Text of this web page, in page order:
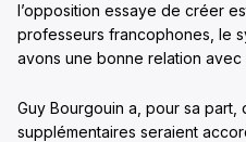
l’opposition essaye de créer
professeurs francophones, le
avons une bonne relation avec
Guy Bourgouin a, pour sa part,
supplémentaires seraient